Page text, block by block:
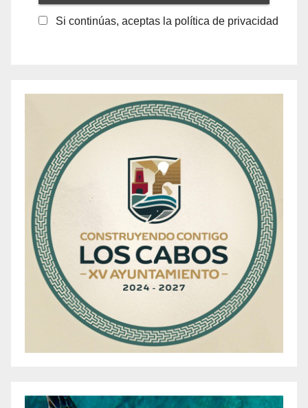
Si continúas, aceptas la política de privacidad